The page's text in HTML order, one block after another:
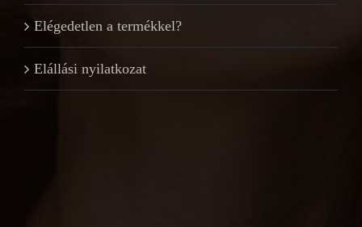
Elégedetlen a termékkel?
Elállási nyilatkozat